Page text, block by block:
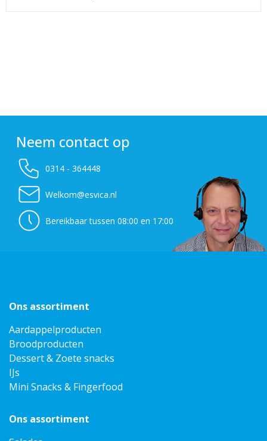
Neem contact op
0314 - 364448
Welkom@esvica.nl
Bereikbaar tussen 08:00 en 17:00
Ons assortiment
Aardappelproducten
Broodproducten
Dessert & Zoete snacks
IJs
Mini Snacks & Fingerfood
Ons assortiment